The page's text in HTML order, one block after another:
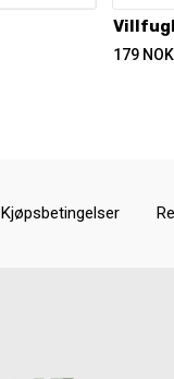
179 NOK
Kjøpsbetingelser